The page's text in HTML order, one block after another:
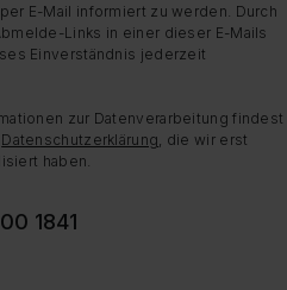
E-Mail informiert zu werden. Durch
Links in einer dieser E-Mails
Einverständnis jederzeit
zur Datenverarbeitung findest
Datenschutzerklärung, die wir erst
haben.
1841